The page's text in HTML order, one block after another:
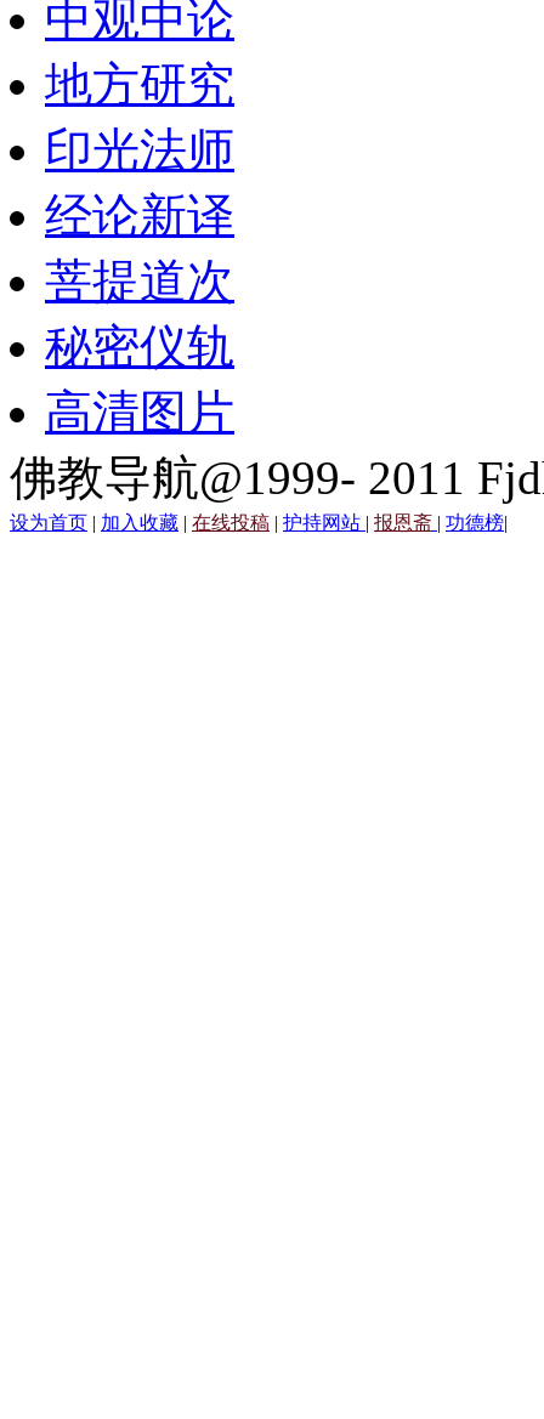
中观中论
地方研究
印光法师
经论新译
菩提道次
秘密仪轨
高清图片
佛教导航@1999- 2011
设为首页 | 加入收藏 | 在线投稿 | 护持网站 | 报恩斋 | 功德榜|